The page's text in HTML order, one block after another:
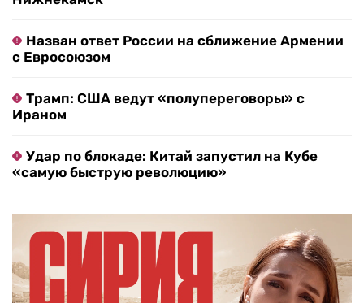
Назван ответ России на сближение Армении
с Евросоюзом
Трамп: США ведут «полупереговоры» с
Ираном
Удар по блокаде: Китай запустил на Кубе
«самую быструю революцию»